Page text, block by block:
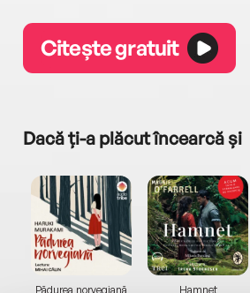
Citește gratuit
Dacă ți-a plăcut încearcă și
Pădurea norvegiană Hamnet